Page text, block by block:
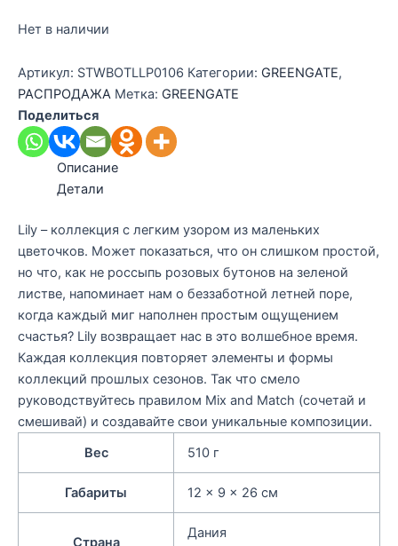
составляла
2511 ₽.
Нет в наличии
Артикул: STWBOTLLP0106 Категории: GREENGATE,
РАСПРОДАЖА Метка: GREENGATE
Поделиться
Описание
Детали
Lily – коллекция с легким узором из маленьких
цветочков. Может показаться, что он слишком простой,
но что, как не россыпь розовых бутонов на зеленой
листве, напоминает нам о беззаботной летней поре,
когда каждый миг наполнен простым ощущением
счастья? Lily возвращает нас в это волшебное время.
Каждая коллекция повторяет элементы и формы
коллекций прошлых сезонов. Так что смело
руководствуйтесь правилом Mix and Match (сочетай и
смешивай) и создавайте свои уникальные композиции.
Вес
510 г
Габариты 12 × 9 × 26 см
Страна
Дания